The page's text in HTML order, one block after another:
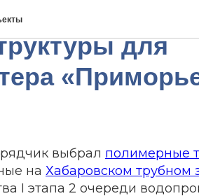
и
для
выбрал полимерные
на Хабаровском трубном
I этапа 2 очереди